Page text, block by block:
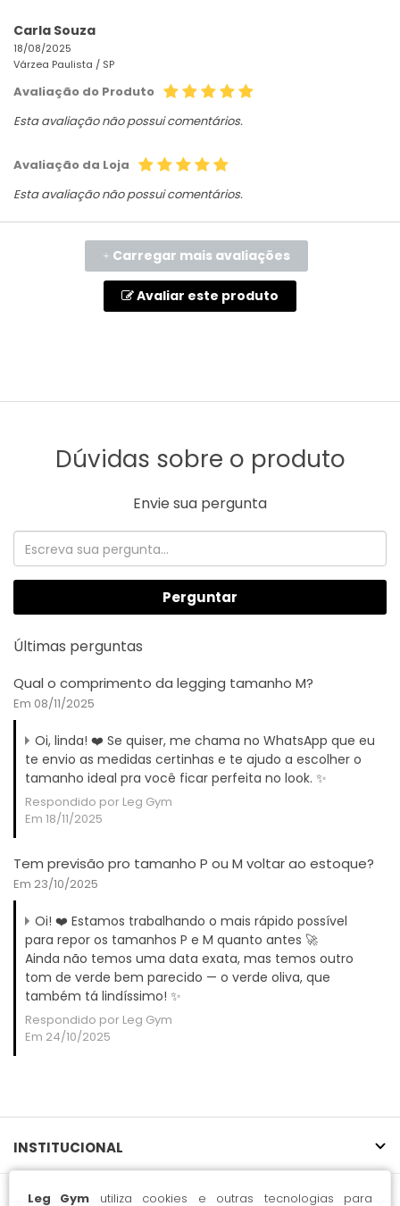
Leg Gym utiliza cookies e outras tecnologias para
Carla Souza
18/08/2025
Várzea Paulista / SP
Avaliação do Produto
Esta avaliação não possui comentários.
Avaliação da Loja
Esta avaliação não possui comentários.
+ Carregar mais avaliações
Avaliar este produto
Dúvidas sobre o produto
Envie sua pergunta
Perguntar
Últimas perguntas
Qual o comprimento da legging tamanho M?
Em 08/11/2025
Oi, linda! ❤️ Se quiser, me chama no WhatsApp que eu
te envio as medidas certinhas e te ajudo a escolher o
tamanho ideal pra você ficar perfeita no look. ✨
Respondido por Leg Gym
Em 18/11/2025
Tem previsão pro tamanho P ou M voltar ao estoque?
Em 23/10/2025
Oi! ❤️ Estamos trabalhando o mais rápido possível
para repor os tamanhos P e M quanto antes 🚀
Ainda não temos uma data exata, mas temos outro
tom de verde bem parecido — o verde oliva, que
também tá lindíssimo! ✨
Respondido por Leg Gym
Em 24/10/2025
INSTITUCIONAL